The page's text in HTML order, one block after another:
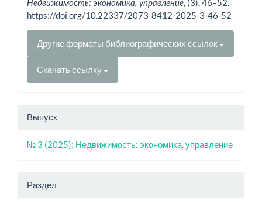
Недвижимость: экономика, управление, (3), 46–52.
https://doi.org/10.22337/2073-8412-2025-3-46-52
Другие форматы библиографических ссылок
Скачать ссылку
Выпуск
№ 3 (2025): Недвижимость: экономика, управление
Раздел